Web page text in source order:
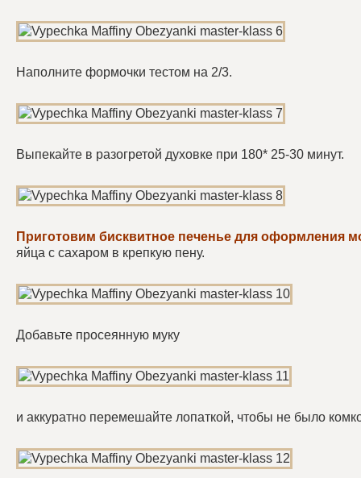
Наполните формочки тестом на 2/3.
Выпекайте в разогретой духовке при 180* 25-30 минут.
Приготовим бисквитное печенье для оформления
яйца с сахаром в крепкую пену.
Добавьте просеянную муку
и аккуратно перемешайте лопаткой, чтобы не было